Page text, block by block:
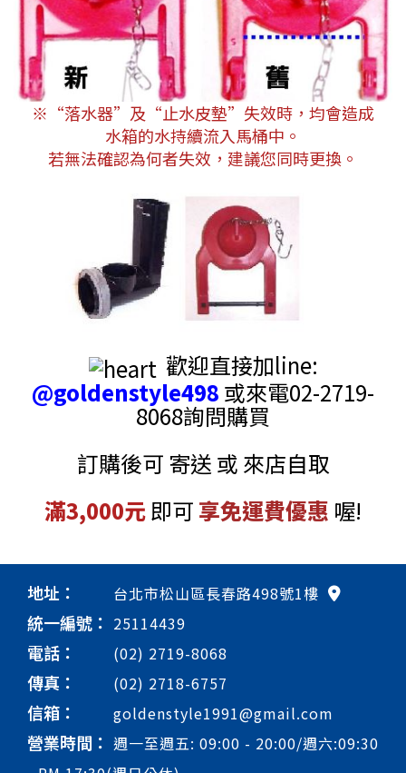
※“落水器”及“止水皮墊”失效時，均會造成
水箱的水持續流入馬桶中。
若無法確認為何者失效，建議您同時更換。
歡迎直接加line:
@goldenstyle498 或來電02-2719-
8068詢問購買
訂購後可 寄送 或 來店自取
滿3,000元 即可 享免運費優惠 喔!
地址： 台北市松山區長春路498號1樓
統一編號： 25114439
電話： (02) 2719-8068
傳真： (02) 2718-6757
信箱： goldenstyle1991@gmail.com
營業時間： 週一至週五: 09:00 - 20:00/週六:09:30